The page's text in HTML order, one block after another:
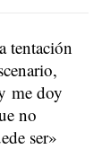
tentación
me doy
no
ser»